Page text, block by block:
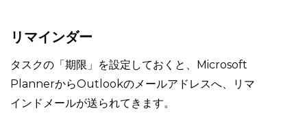
リマインダー
タスクの「期限」を設定しておくと、Microsoft
PlannerからOutlookのメールアドレスへ、リマ
インドメールが送られてきます。